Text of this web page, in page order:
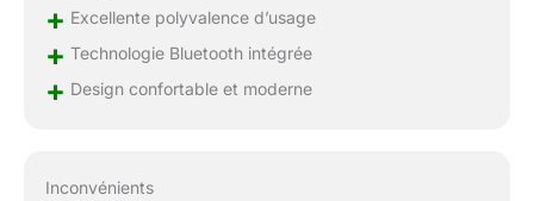
+ Excellente polyvalence d’usage
+ Technologie Bluetooth intégrée
+ Design confortable et moderne
Inconvénients